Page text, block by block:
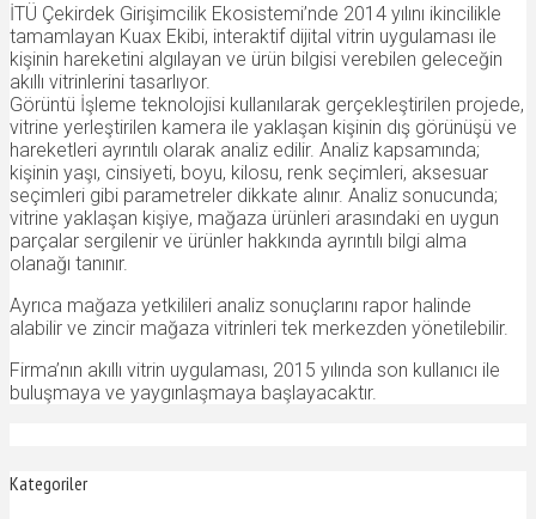
İTÜ Çekirdek Girişimcilik Ekosistemi’nde 2014 yılını ikincilikle
tamamlayan Kuax Ekibi, interaktif dijital vitrin uygulaması ile
kişinin hareketini algılayan ve ürün bilgisi verebilen geleceğin
akıllı vitrinlerini tasarlıyor.
Görüntü İşleme teknolojisi kullanılarak gerçekleştirilen projede,
vitrine yerleştirilen kamera ile yaklaşan kişinin dış görünüşü ve
hareketleri ayrıntılı olarak analiz edilir. Analiz kapsamında;
kişinin yaşı, cinsiyeti, boyu, kilosu, renk seçimleri, aksesuar
seçimleri gibi parametreler dikkate alınır. Analiz sonucunda;
vitrine yaklaşan kişiye, mağaza ürünleri arasındaki en uygun
parçalar sergilenir ve ürünler hakkında ayrıntılı bilgi alma
olanağı tanınır.
Ayrıca mağaza yetkilileri analiz sonuçlarını rapor halinde
alabilir ve zincir mağaza vitrinleri tek merkezden yönetilebilir.
Firma’nın akıllı vitrin uygulaması, 2015 yılında son kullanıcı ile
buluşmaya ve yaygınlaşmaya başlayacaktır.
Kategoriler